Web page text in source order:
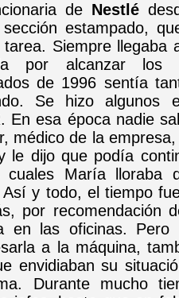
de Nestlé
estampado,
Siempre llegaba
por alcanzar los
de 1996 sentía
Se hizo algunos
En esa época nadie
médico de la
le dijo que podía
cuales María lloraba
y todo, el tiempo
por recomendación
en las oficinas. Pero
a la máquina,
envidiaban su
Durante mucho